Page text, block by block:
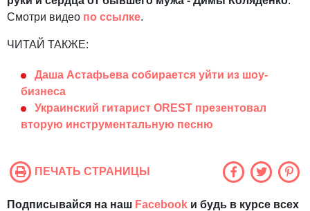
Смотри видео по ссылке.
ЧИТАЙ ТАКЖЕ:
Даша Астафьева собирается уйти из шоу-
бизнеса
Украинский гитарист OREST презентовал
вторую инструментальную песню
ПЕЧАТЬ СТРАНИЦЫ
Подписывайся на наш Facebook и будь в курсе всех